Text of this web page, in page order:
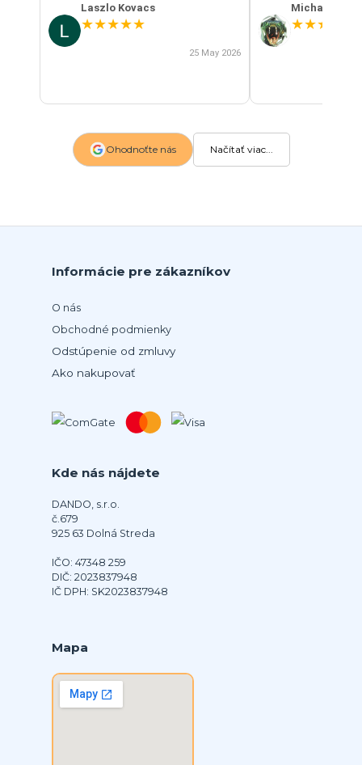
Laszlo Kovacs
★★★★★
25 May 2026
Michal Szabo
★★★
Ohodnoťte nás Načítať viac...
Informácie pre zákazníkov
O nás
Obchodné podmienky
Odstúpenie od zmluvy
Ako nakupovať
Kde nás nájdete
DANDO, s.r.o.
č.679
925 63 Dolná Streda
IČO: 47348 259
DIČ: 2023837948
IČ DPH: SK2023837948
Mapa